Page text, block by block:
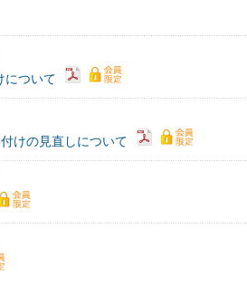
について
けの見直しについて